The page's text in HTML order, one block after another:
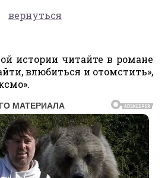
вернуться
истории читайте в романе
влюбиться и отомстить»,